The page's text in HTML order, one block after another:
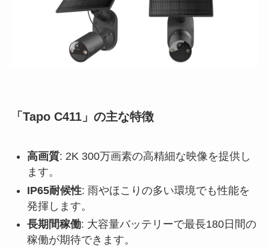
「Tapo C411」の主な特徴
高画質: 2K 300万画素の高精細な映像を提供し
ます。
IP65耐候性: 雨やほこりの多い環境でも性能を
発揮します。
長期間稼働: 大容量バッテリーで最長180日間の
稼働が期待できます。